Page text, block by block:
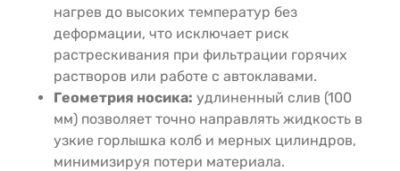
нагрев до высоких температур без
деформации, что исключает риск
растрескивания при фильтрации горячих
растворов или работе с автоклавами.
Геометрия носика: удлиненный слив (100
мм) позволяет точно направлять жидкость в
узкие горлышка колб и мерных цилиндров,
минимизируя потери материала.